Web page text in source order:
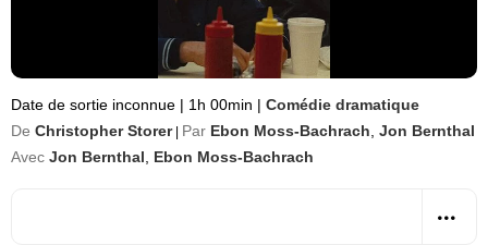
Date de sortie inconnue | 1h 00min | Comédie dramatique
De Christopher Storer Par Ebon Moss-Bachrach Jon Bernthal
Avec Jon Bernthal Ebon Moss-Bachrach